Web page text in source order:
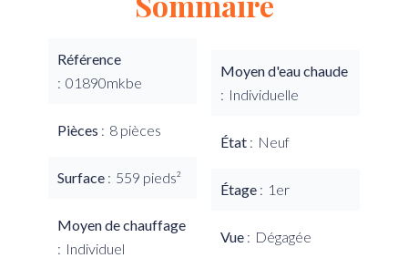
Référence
01890mkbe
Pièces 8 pièces
Surface 559 pieds²
Moyen de chauffage
Individuel
Moyen d'eau chaude
Individuelle
État Neuf
Étage 1er
Vue Dégagée